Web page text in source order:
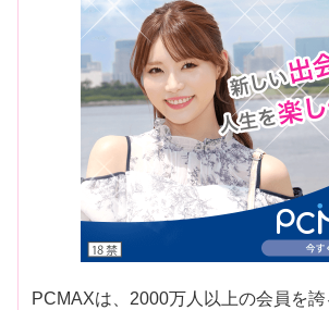
PCMAXは、2000万人以上の会員を